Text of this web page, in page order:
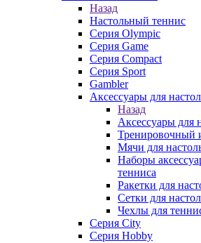
Назад
Настольный теннис
Серия Olympic
Серия Game
Серия Compact
Серия Sport
Gambler
Аксессуары для
Назад
Аксессуары для
Тренировочный
Мячи для
Наборы
тенниса
Ракетки для
Сетки для
Чехлы для
Серия City
Серия Hobby